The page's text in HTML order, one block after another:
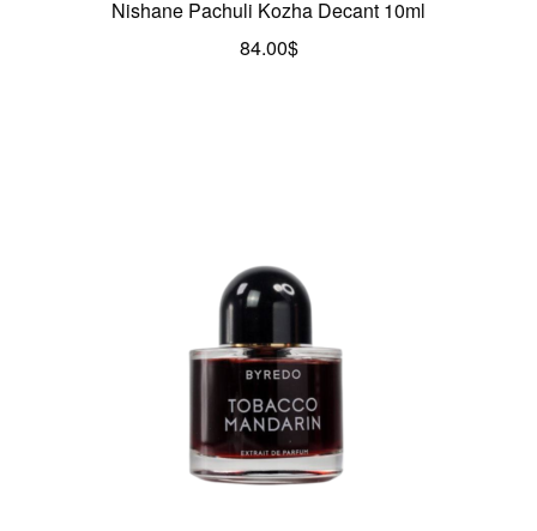
Nishane Pachuli Kozha Decant 10ml
84.00$